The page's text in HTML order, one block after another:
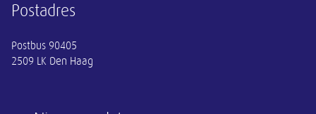
Postadres
Postbus 90405
2509 LK Den Haag